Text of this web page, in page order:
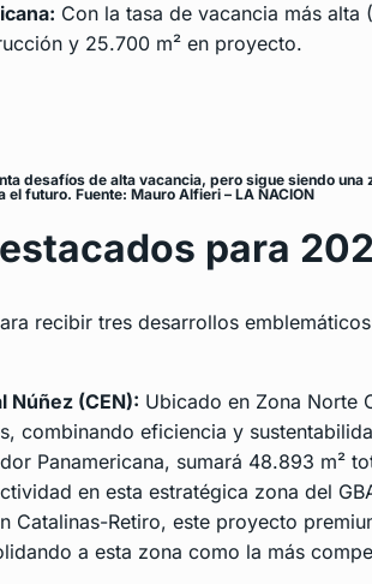
Con la tasa de vacancia más
y 25.700 m² en proyecto.
desafíos de alta vacancia, pero sigue siendo
futuro. Fuente: Mauro Alfieri – LA NACION
para
recibir tres desarrollos
Núñez (CEN): Ubicado en Zona Norte
combinando eficiencia y
Panamericana, sumará 48.893 m²
en esta estratégica zona del
Catalinas-Retiro, este proyecto
a esta zona como la más